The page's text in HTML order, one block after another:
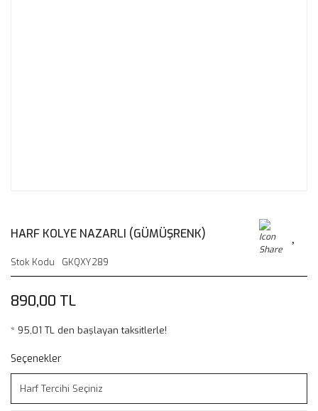
HARF KOLYE NAZARLI (GÜMÜŞRENK)
Stok Kodu GKQXY289
890,00 TL
* 95,01 TL den başlayan taksitlerle!
Seçenekler